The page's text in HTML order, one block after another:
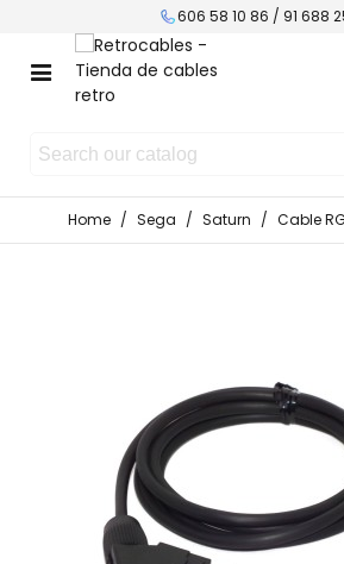
606 58 10 86 / 91 688
Home / Sega / Saturn / Cable